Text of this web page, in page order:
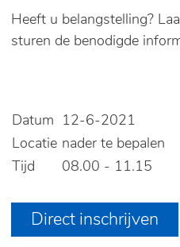
Heeft u belangstelling?
sturen de benodigde
Datum
12-6-2021
Locatie nader te bepalen
Tijd
08.00 - 11.15
Direct inschrijven